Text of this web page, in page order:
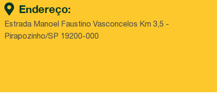
Endereço:
Estrada Manoel Faustino Vasconcelos Km 3,5 -
Pirapozinho/SP 19200-000